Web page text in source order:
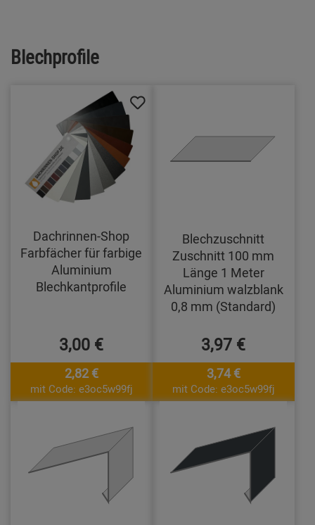
Blechprofile
Dachrinnen-Shop
Farbfächer für farbige
Aluminium
Blechkantprofile
3,00 €
2,82 €
mit Code: e3oc5w99fj
Blechzuschnitt
Zuschnitt 100 mm
Länge 1 Meter
Aluminium walzblank
0,8 mm (Standard)
3,97 €
3,74 €
mit Code: e3oc5w99fj